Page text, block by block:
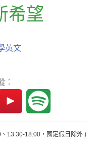
希望
英文
：
13:30-18:00，國定假日除外 )